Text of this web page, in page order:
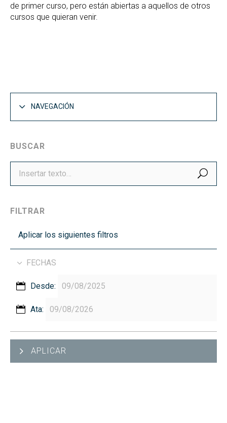
de primer curso, pero están abiertas a aquellos de otros
cursos que quieran venir.
NAVEGACIÓN
BUSCAR
FILTRAR
Aplicar los siguientes filtros
FECHAS
Desde:
Ata:
APLICAR